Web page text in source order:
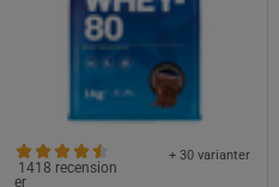
+ 30 varianter
1418 recension
er